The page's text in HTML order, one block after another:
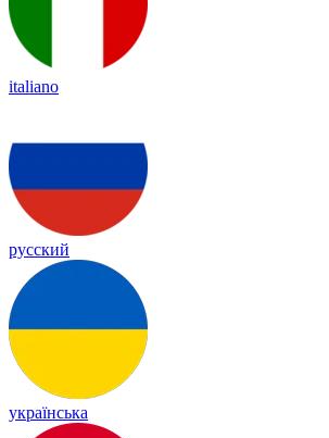
italiano
русский
українська